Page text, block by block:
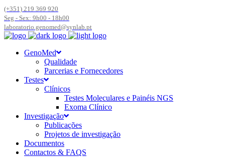
(+351) 219 369 920
Seg - Sex: 9h00 - 18h00
laboratorio.genomed@synlab.pt
GenoMed
Qualidade
Parcerias e Fornecedores
Testes
Clínicos
Testes Moleculares e Painéis NGS
Exoma Clínico
Investigação
Publicações
Projetos de investigação
Documentos
Contactos & FAQS